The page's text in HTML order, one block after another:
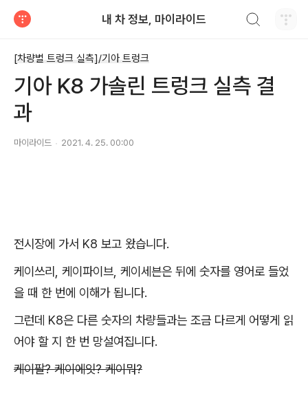
내 차 정보, 마이라이드
[차량별 트렁크 실측]/기아 트렁크
기아 K8 가솔린 트렁크 실측 결
과
마이라이드 2021. 4. 25. 00:00
전시장에 가서 K8 보고 왔습니다.
케이쓰리, 케이파이브, 케이세븐은 뒤에 숫자를 영어로 들었
을 때 한 번에 이해가 됩니다.
그런데 K8은 다른 숫자의 차량들과는 조금 다르게 어떻게 읽
어야 할 지 한 번 망설여집니다.
케이팔? 케이에잇? 케이뭐?